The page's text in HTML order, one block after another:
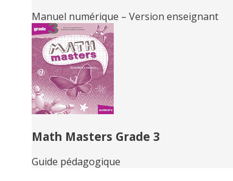
Manuel numérique – Version enseignant
Math Masters Grade 3
Guide pédagogique